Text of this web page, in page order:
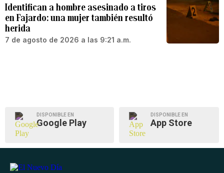
Identifican a hombre asesinado a tiros
en Fajardo: una mujer también resultó
herida
7 de agosto de 2026 a las 9:21 a.m.
DISPONIBLE EN
Google Play
DISPONIBLE EN
App Store